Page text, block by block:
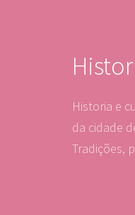
Historia e
da cidade
Tradições,